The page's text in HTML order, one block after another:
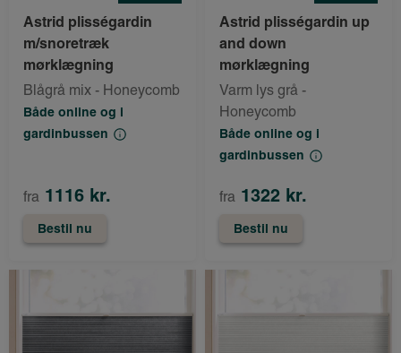
Astrid plisségardin
m/snoretræk
mørklægning
Blågrå mix - Honeycomb
Både online og i
gardinbussen
fra 1116 kr.
Bestil nu
Astrid plisségardin up
and down
mørklægning
Varm lys grå -
Honeycomb
Både online og i
gardinbussen
fra 1322 kr.
Bestil nu